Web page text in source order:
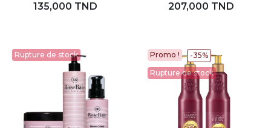
135,000 TND
207,000 TND
Rupture de stock Promo !
-35%
Rupture de stock